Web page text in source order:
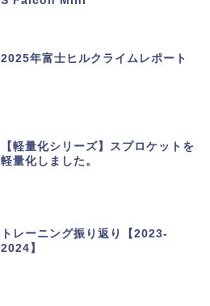
2025年富士ヒルクライムレポート
【軽量化シリーズ】スプロケットを
軽量化しました。
トレーニング振り返り【2023-
2024】